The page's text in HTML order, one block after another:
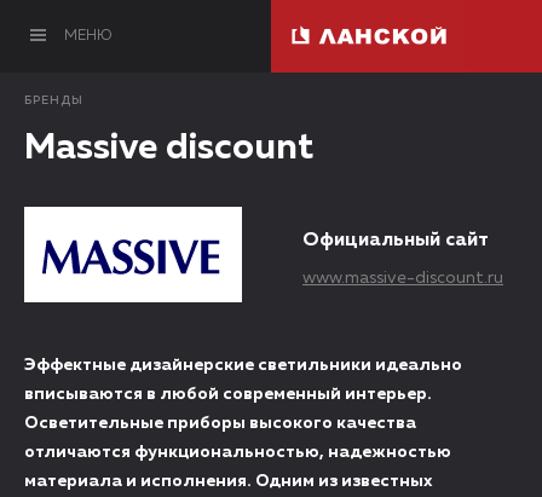
МЕНЮ
БРЕНДЫ
Massive discount
Официальный сайт
www.massive-discount.ru
Эффектные дизайнерские светильники идеально
вписываются в любой современный интерьер.
Осветительные приборы высокого качества
отличаются функциональностью, надежностью
материала и исполнения. Одним из известных